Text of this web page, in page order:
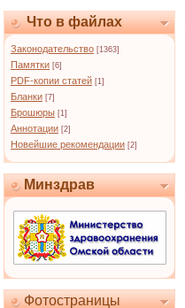
Что в файлах
Законодательство [1363]
Памятки [6]
PDF-копии статей [1]
Бланки [7]
Брошюры [1]
Аннотации [2]
Новейшие рекомендации [2]
Минздрав
Фотостраницы